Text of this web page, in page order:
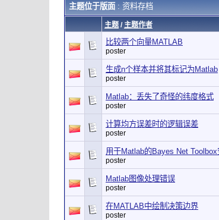
主题位于版面: 资料存档
主题/ 主题作者
比较两个向量MATLAB
poster
生成n个样本并将其标记为Matlab
poster
Matlab：丢失了奇怪的纬度格式
poster
计算均方误差时的逻辑误差
poster
用于Matlab的Bayes Net
poster
Matlab图像处理错误
poster
在MATLAB中绘制决策边界
poster